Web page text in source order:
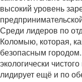
высокий уровень
Среди лидеров по
Коломыю, которая,
безопасным
экологически
лидирует ещё и по